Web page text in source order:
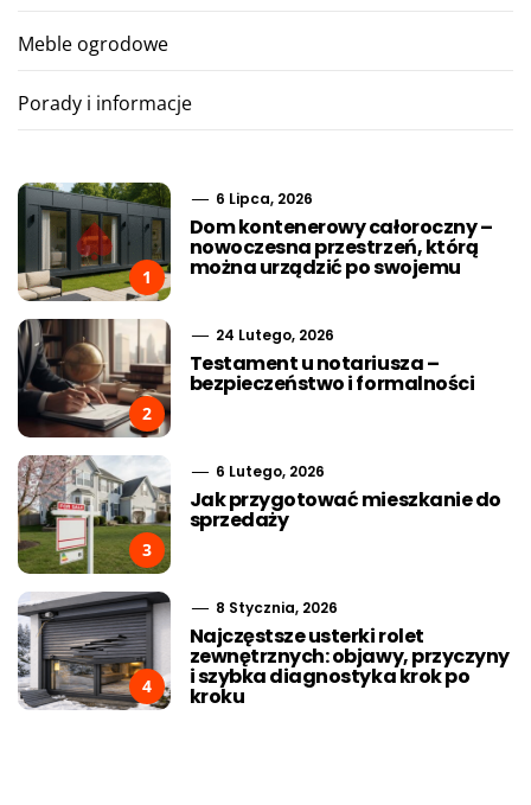
Meble ogrodowe
Porady i informacje
1
6 Lipca, 2026
Dom kontenerowy całoroczny –
nowoczesna przestrzeń, którą
można urządzić po swojemu
2
24 Lutego, 2026
Testament u notariusza –
bezpieczeństwo i formalności
3
6 Lutego, 2026
Jak przygotować mieszkanie do
sprzedaży
4
8 Stycznia, 2026
Najczęstsze usterki rolet
zewnętrznych: objawy, przyczyny
i szybka diagnostyka krok po
kroku